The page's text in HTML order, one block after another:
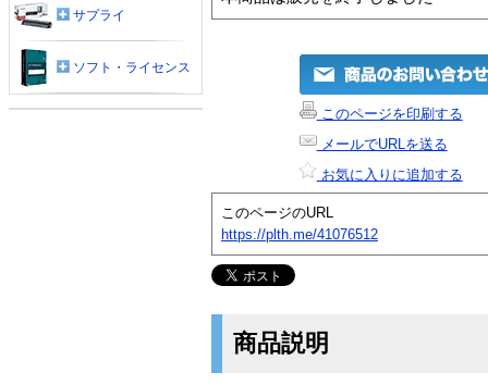
このページを印刷する
メールでURLを送る
お気に入りに追加する
このページのURL
https://plth.me/41076512
商品説明
サプライ
ソフト・ライセンス